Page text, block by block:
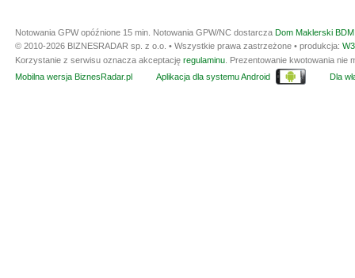
Notowania GPW opóźnione 15 min. Notowania GPW/NC dostarcza Dom Maklerski
© 2010-2026 BIZNESRADAR sp. z o.o. • Wszystkie prawa zastrzeżone • produkcja:
Korzystanie z serwisu oznacza akceptację regulaminu . Prezentowanie kwotowania
Mobilna wersja BiznesRadar.pl
Aplikacja dla systemu Android Dla